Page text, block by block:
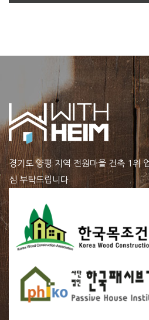
경기도 양평 지역 전원마을 건축 1위
심 부탁드립니다